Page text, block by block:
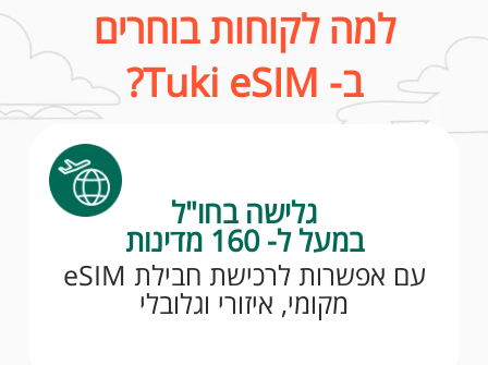
למה לקוחות בוחרים
ב- Tuki eSIM?
גלישה בחו"ל
במעל ל- 160 מדינות
עם אפשרות לרכישת חבילת eSIM
מקומי, איזורי וגלובלי